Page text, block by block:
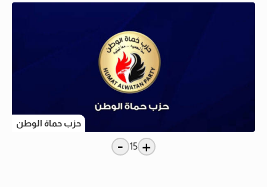
حزب حماة الوطن
+
15
-